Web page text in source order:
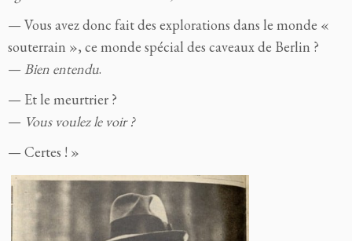
— Vous avez donc fait des explorations dans le monde «
souterrain », ce monde spécial des caveaux de Berlin ?
—Bien entendu.
— Et le meurtrier ?
— Vous voulez le voir ?
— Certes ! »